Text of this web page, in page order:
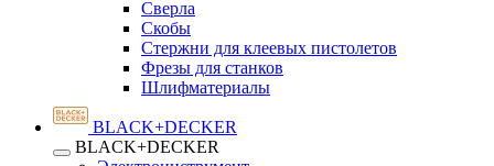
Сверла
Скобы
Стержни для клеевых пистолетов
Фрезы для станков
Шлифматериалы
BLACK+DECKER
BLACK+DECKER